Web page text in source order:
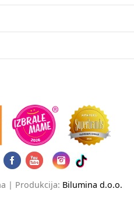
| Produkcija: Bilumina d.o.o.